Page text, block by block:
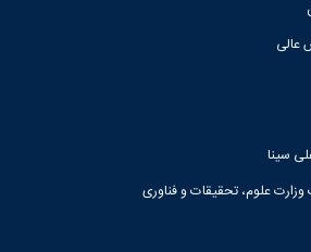
عالی
سینا
علوم، تحقیقات و فناوری